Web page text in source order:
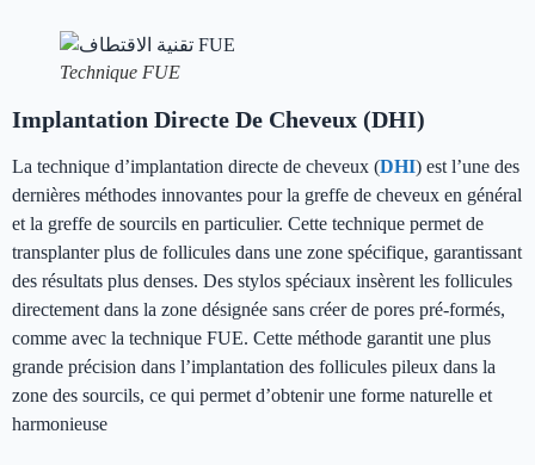
Technique FUE
Implantation Directe De Cheveux (DHI)
La technique d’implantation directe de cheveux (DHI) est l’une des
dernières méthodes innovantes pour la greffe de cheveux en général
et la greffe de sourcils en particulier. Cette technique permet de
transplanter plus de follicules dans une zone spécifique, garantissant
des résultats plus denses. Des stylos spéciaux insèrent les follicules
directement dans la zone désignée sans créer de pores pré-formés,
comme avec la technique FUE. Cette méthode garantit une plus
grande précision dans l’implantation des follicules pileux dans la
zone des sourcils, ce qui permet d’obtenir une forme naturelle et
harmonieuse